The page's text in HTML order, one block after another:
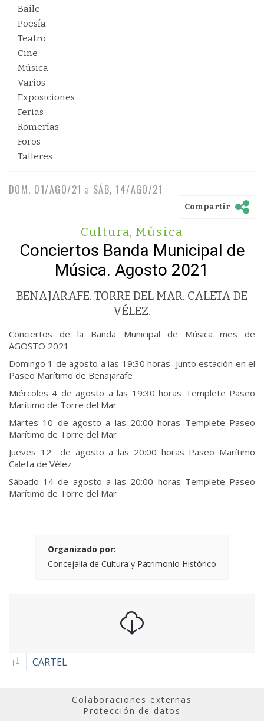
Baile
Poesía
Teatro
Cine
Música
Varios
Exposiciones
Ferias
Romerías
Foros
Talleres
DOM, 01/AGO/21 a SÁB, 14/AGO/21
Compartir
Cultura, Música
Conciertos Banda Municipal de
Música. Agosto 2021
BENAJARAFE. TORRE DEL MAR. CALETA DE
VÉLEZ.
Conciertos de la Banda Municipal de Música mes de
AGOSTO 2021
Domingo 1 de agosto a las 19:30 horas Junto estación en el
Paseo Marítimo de Benajarafe
Miércoles 4 de agosto a las 19:30 horas Templete Paseo
Marítimo de Torre del Mar
Martes 10 de agosto a las 20:00 horas Templete Paseo
Marítimo de Torre del Mar
Jueves 12 de agosto a las 20:00 horas Paseo Marítimo
Caleta de Vélez
Sábado 14 de agosto a las 20:00 horas Templete Paseo
Marítimo de Torre del Mar
Organizado por:
Concejalía de Cultura y Patrimonio Histórico
CARTEL
Colaboraciones externas
Protección de datos